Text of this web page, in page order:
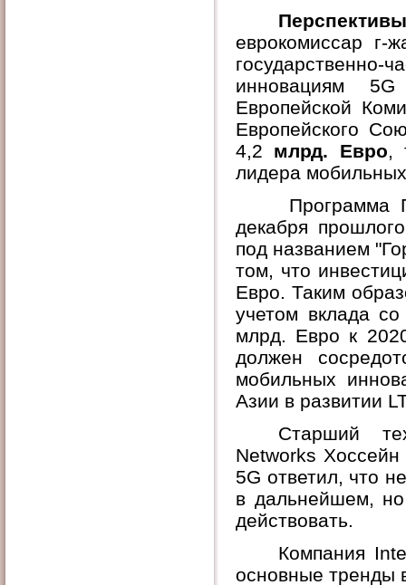
еврокомиссар г-
инновациям
Европейской
Европейского
4,2 млрд. Евро,
лидера
Программа
декабря
под названием
том, что
Евро. Таким
учетом вклада
млрд. Евро к
должен
мобильных
Азии в развитии
Старший
Networks
5G ответил, что
в дальнейшем,
действовать.
Компания
основные тренды